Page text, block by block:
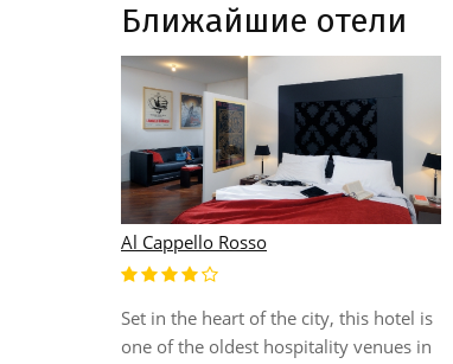
Ближайшие отели
Al Cappello Rosso
Set in the heart of the city, this hotel is
one of the oldest hospitality venues in